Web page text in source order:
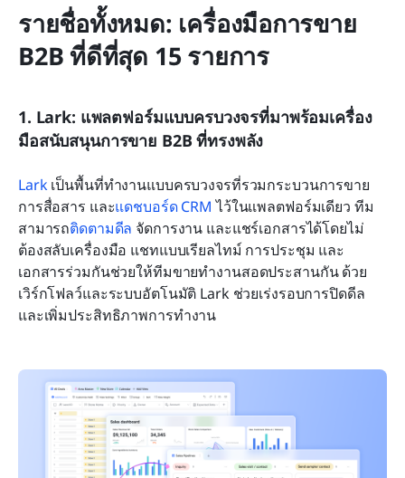
รายชื่อทั้งหมด: เครื่องมือการขาย
B2B ที่ดีที่สุด 15 รายการ
1. Lark: แพลตฟอร์มแบบครบวงจรที่มาพร้อมเครื่อง
มือสนับสนุนการขาย B2B ที่ทรงพลัง
Lark เป็นพื้นที่ทำงานแบบครบวงจรที่รวมกระบวนการขาย
การสื่อสาร และแดชบอร์ด CRM ไว้ในแพลตฟอร์มเดียว ทีม
สามารถติดตามดีล จัดการงาน และแชร์เอกสารได้โดยไม่
ต้องสลับเครื่องมือ แชทแบบเรียลไทม์ การประชุม และ
เอกสารร่วมกันช่วยให้ทีมขายทำงานสอดประสานกัน ด้วย
เวิร์กโฟลว์และระบบอัตโนมัติ Lark ช่วยเร่งรอบการปิดดีล
และเพิ่มประสิทธิภาพการทำงาน